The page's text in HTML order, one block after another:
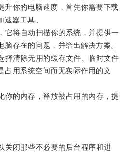
你的电脑速度，首先你需要下载
器工具。
将自动扫描你的系统，并提供一
脑存在的问题，并给出解决方案。
清除无用的缓存文件、临时文件
占用系统空间而无实际作用的文
的内存，释放被占用的内存，提
闭那些不必要的后台程序和进